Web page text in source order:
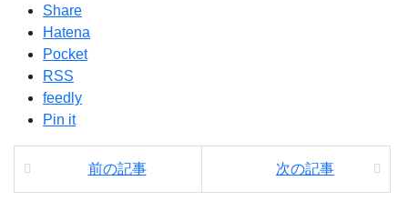
Share
Hatena
Pocket
RSS
feedly
Pin it
前の記事 次の記事